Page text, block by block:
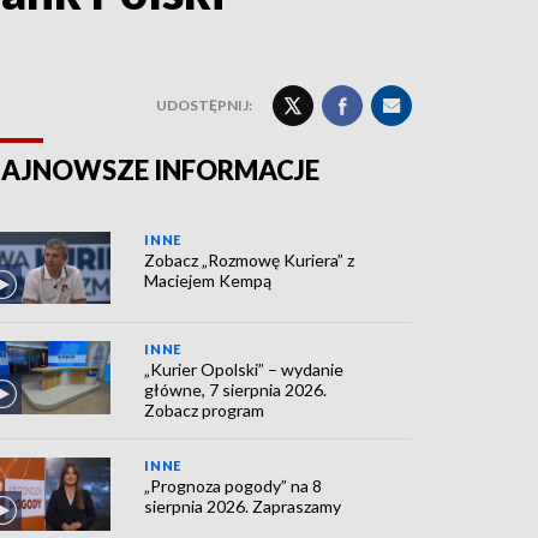
UDOSTĘPNIJ:
INFORMACJE
INNE
Zobacz „Rozmowę Kuriera” z
Maciejem Kempą
INNE
„Kurier Opolski” – wydanie
główne, 7 sierpnia 2026.
Zobacz program
INNE
„Prognoza pogody” na 8
sierpnia 2026. Zapraszamy